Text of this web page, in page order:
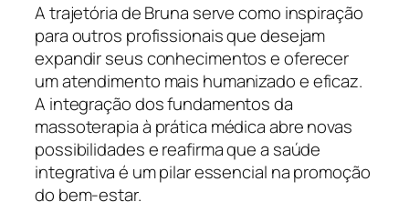
A trajetória de Bruna serve como inspiração
para outros profissionais que desejam
expandir seus conhecimentos e oferecer
um atendimento mais humanizado e eficaz.
A integração dos fundamentos da
massoterapia à prática médica abre novas
possibilidades e reafirma que a saúde
integrativa é um pilar essencial na promoção
do bem-estar.